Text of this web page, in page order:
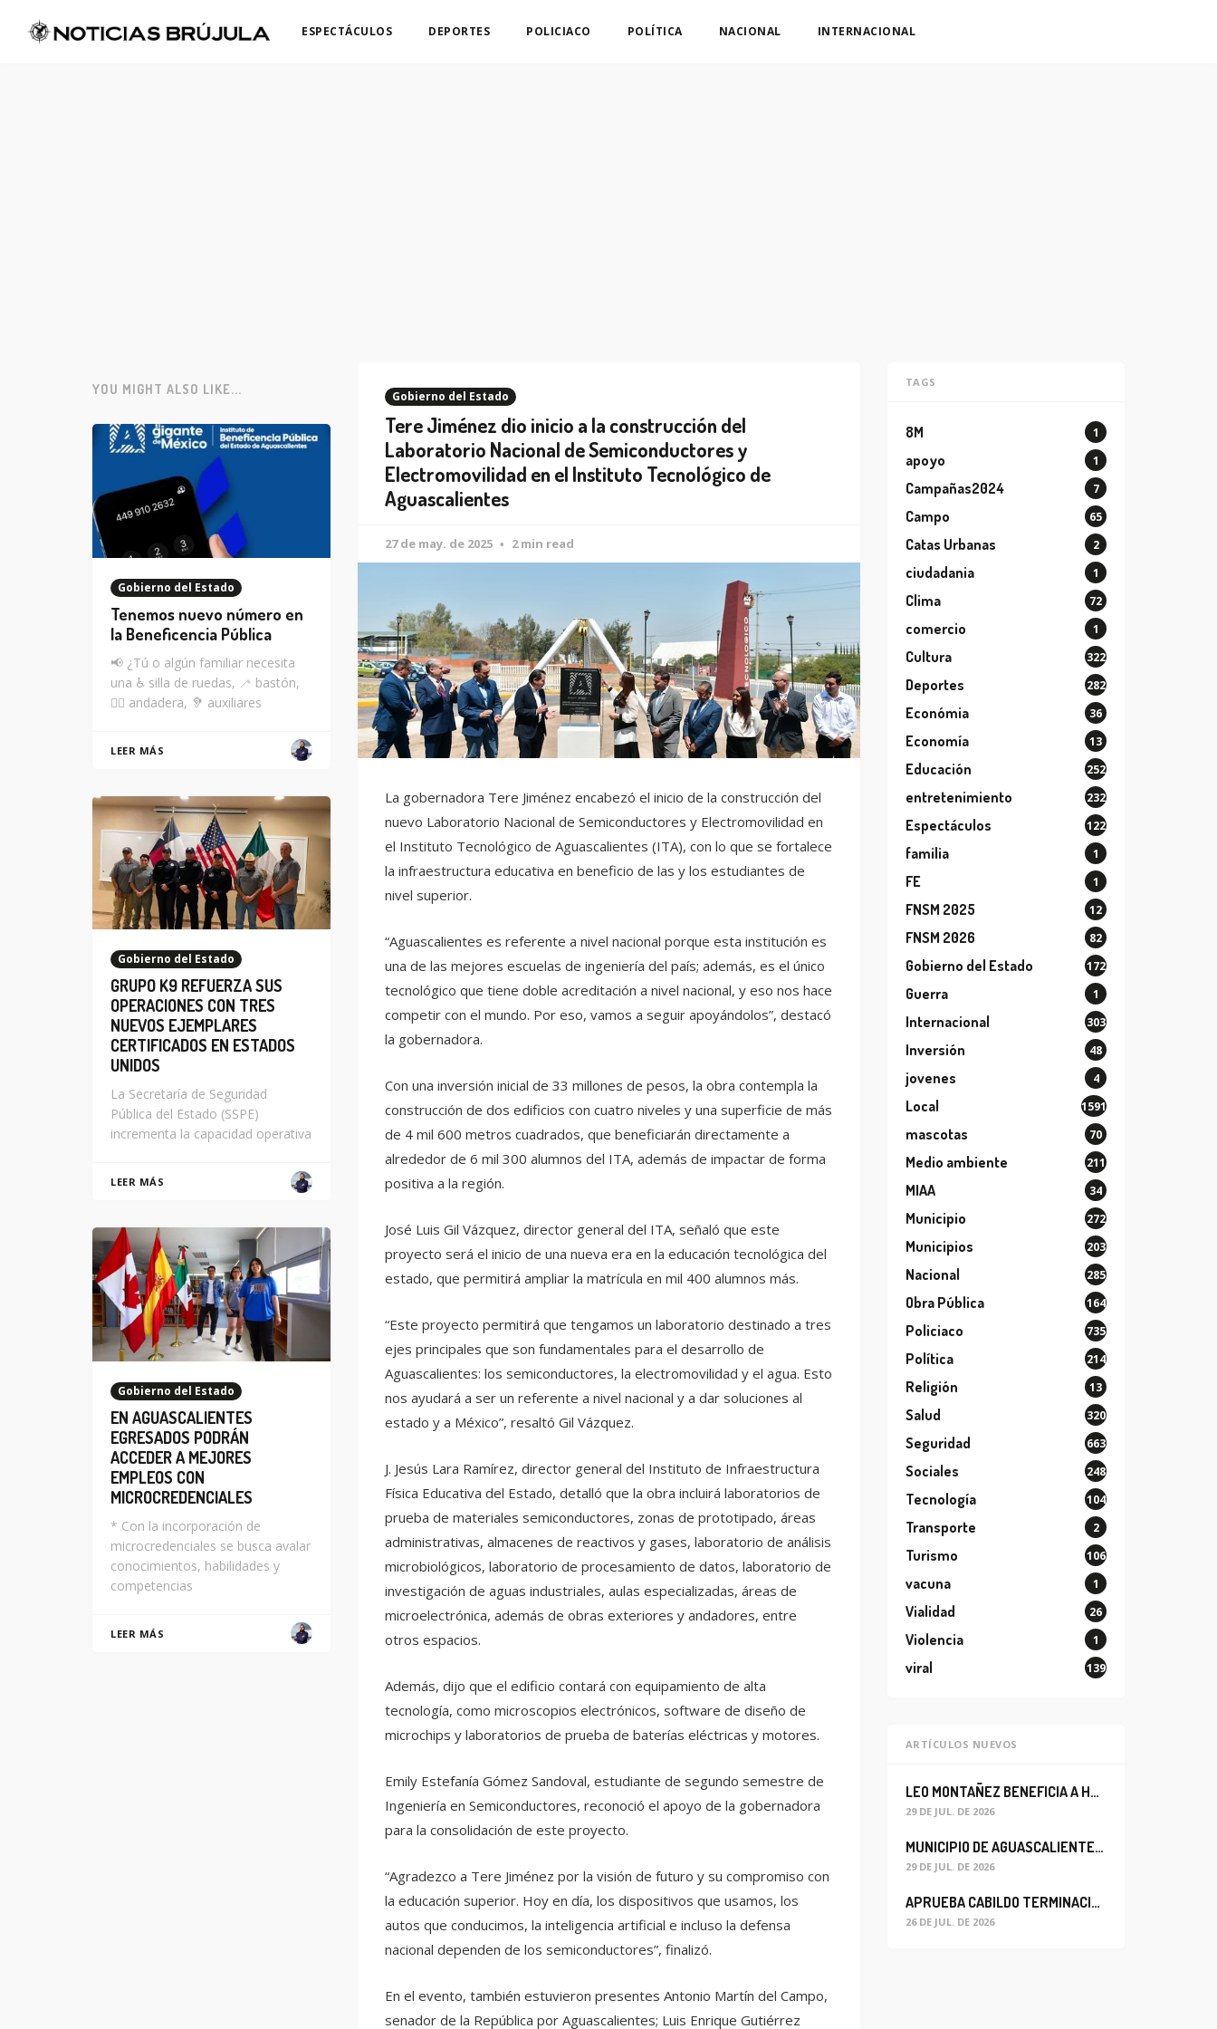
ESPECTÁCULOS DEPORTES POLICIACO POLÍTICA NACIONAL INTERNACIONAL
Gobierno del Estado
Tere Jiménez dio inicio a la construcción del
Laboratorio Nacional de Semiconductores y
Electromovilidad en el Instituto Tecnológico de
Aguascalientes
27 de may. de 2025 2 min read
La gobernadora Tere Jiménez encabezó el inicio de la construcción del
nuevo Laboratorio Nacional de Semiconductores y Electromovilidad en
el Instituto Tecnológico de Aguascalientes (ITA), con lo que se fortalece
la infraestructura educativa en beneficio de las y los estudiantes de
nivel superior.
“Aguascalientes es referente a nivel nacional porque esta institución es
una de las mejores escuelas de ingeniería del país; además, es el único
tecnológico que tiene doble acreditación a nivel nacional, y eso nos hace
competir con el mundo. Por eso, vamos a seguir apoyándolos”, destacó
la gobernadora.
Con una inversión inicial de 33 millones de pesos, la obra contempla la
construcción de dos edificios con cuatro niveles y una superficie de más
de 4 mil 600 metros cuadrados, que beneficiarán directamente a
alrededor de 6 mil 300 alumnos del ITA, además de impactar de forma
positiva a la región.
José Luis Gil Vázquez, director general del ITA, señaló que este
proyecto será el inicio de una nueva era en la educación tecnológica del
estado, que permitirá ampliar la matrícula en mil 400 alumnos más.
“Este proyecto permitirá que tengamos un laboratorio destinado a tres
ejes principales que son fundamentales para el desarrollo de
Aguascalientes: los semiconductores, la electromovilidad y el agua. Esto
nos ayudará a ser un referente a nivel nacional y a dar soluciones al
estado y a México”, resaltó Gil Vázquez.
J. Jesús Lara Ramírez, director general del Instituto de Infraestructura
Física Educativa del Estado, detalló que la obra incluirá laboratorios de
prueba de materiales semiconductores, zonas de prototipado, áreas
administrativas, almacenes de reactivos y gases, laboratorio de análisis
microbiológicos, laboratorio de procesamiento de datos, laboratorio de
investigación de aguas industriales, aulas especializadas, áreas de
microelectrónica, además de obras exteriores y andadores, entre
otros espacios.
Además, dijo que el edificio contará con equipamiento de alta
tecnología, como microscopios electrónicos, software de diseño de
microchips y laboratorios de prueba de baterías eléctricas y motores.
Emily Estefanía Gómez Sandoval, estudiante de segundo semestre de
Ingeniería en Semiconductores, reconoció el apoyo de la gobernadora
para la consolidación de este proyecto.
“Agradezco a Tere Jiménez por la visión de futuro y su compromiso con
la educación superior. Hoy en día, los dispositivos que usamos, los
autos que conducimos, la inteligencia artificial e incluso la defensa
nacional dependen de los semiconductores”, finalizó.
En el evento, también estuvieron presentes Antonio Martín del Campo,
senador de la República por Aguascalientes; Luis Enrique Gutiérrez
YOU MIGHT ALSO LIKE...
Gobierno del Estado
Tenemos nuevo número en
la Beneficencia Pública
📢 ¿Tú o algún familiar necesita
una ♿ silla de ruedas, 🦯 bastón,
🚶‍♂️ andadera, 🦻 auxiliares
LEER MÁS
Gobierno del Estado
GRUPO K9 REFUERZA SUS
OPERACIONES CON TRES
NUEVOS EJEMPLARES
CERTIFICADOS EN ESTADOS
UNIDOS
La Secretaría de Seguridad
Pública del Estado (SSPE)
incrementa la capacidad operativa
LEER MÁS
Gobierno del Estado
EN AGUASCALIENTES
EGRESADOS PODRÁN
ACCEDER A MEJORES
EMPLEOS CON
MICROCREDENCIALES
* Con la incorporación de
microcredenciales se busca avalar
conocimientos, habilidades y
competencias
LEER MÁS
TAGS
8M 1
apoyo 1
Campañas2024 7
Campo 65
Catas Urbanas 2
ciudadania 1
Clima 72
comercio 1
Cultura 322
Deportes 282
Económia 36
Economía 13
Educación 252
entretenimiento 232
Espectáculos 122
familia 1
FE 1
FNSM 2025 12
FNSM 2026 82
Gobierno del Estado 172
Guerra 1
Internacional 303
Inversión 48
jovenes 4
Local 1591
mascotas 70
Medio ambiente 211
MIAA 34
Municipio 272
Municipios 203
Nacional 285
Obra Pública 164
Policiaco 735
Política 214
Religión 13
Salud 320
Seguridad 663
Sociales 248
Tecnología 104
Transporte 2
Turismo 106
vacuna 1
Vialidad 26
Violencia 1
viral 139
ARTÍCULOS NUEVOS
LEO MONTAÑEZ BENEFICIA A HABITANTES DEL BARRIO DE LA SALUD CON MEJORA DEL ALCANTARILLADO SANITARIO
29 DE JUL. DE 2026
MUNICIPIO DE AGUASCALIENTES REABRE CIRCULACIÓN VEHICULAR EN LA CALLE JOSEFA ORTIZ DE DOMÍNGUEZ
29 DE JUL. DE 2026
APRUEBA CABILDO TERMINACIÓN ANTICIPADA DEL CONTRATO PARA EL PROYECTO DE MODERNIZACIÓN DEL SISTEMA DE ALUMBRADO
26 DE JUL. DE 2026